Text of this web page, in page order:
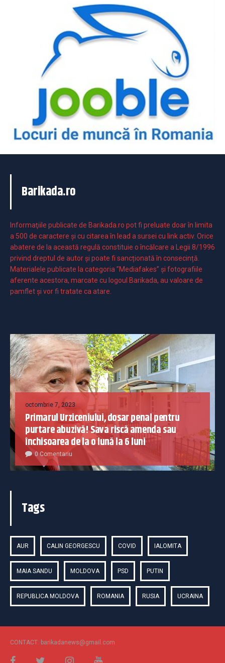
Barikada.ro
Informaţiile publicate de Barikada.ro pot fi preluate doar în limita
a 500 de caractere şi cu citarea în lead a sursei cu link activ. Orice
abatere de la această regulă constituie o încălcare a Legii 8/1996
privind dreptul de autor și poate fi sancționată în consecință.
Materialele publicate la categoria ”Mediafakes” și fotografiile
aferente acestora, marcate cu logoul Barikada, au valoare de
pamflet și vor fi tratate ca atare.
octombrie 7, 2023
Primarul Urziceniului, dosar penal pentru
purtare abuzivă! Sava riscă amenda sau
închisoarea de la o lună la 6 luni
0 Comentariu
Tags
AUR CALIN GEORGESCU COVID IALOMITA
MAIA SANDU MOLDOVA PSD PUTIN
REPUBLICA MOLDOVA ROMANIA RUSIA UCRAINA
CONTACT: barikadanews@gmail.com